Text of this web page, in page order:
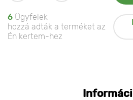
6 Ügyfelek
hozzá adták a terméket az
Én kertem-hez